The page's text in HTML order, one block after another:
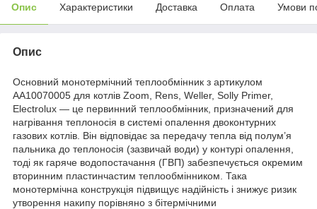
Опис Характеристики Доставка Оплата Умови
Опис
Основний монотермічний теплообмінник з артикулом
AA10070005 для котлів Zoom, Rens, Weller, Solly Primer,
Electrolux — це первинний теплообмінник, призначений для
нагрівання теплоносія в системі опалення двоконтурних
газових котлів. Він відповідає за передачу тепла від полум’я
пальника до теплоносія (зазвичай води) у контурі опалення,
тоді як гаряче водопостачання (ГВП) забезпечується окремим
вторинним пластинчастим теплообмінником. Така
монотермічна конструкція підвищує надійність і знижує ризик
утворення накипу порівняно з бітермічними